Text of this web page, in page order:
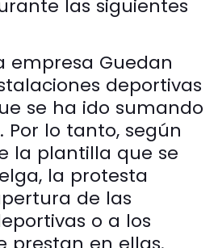
las siguientes
empresa Guedan
deportivas
se ha ido sumando
Por lo tanto, según
la plantilla que se
la protesta
de las
o a los